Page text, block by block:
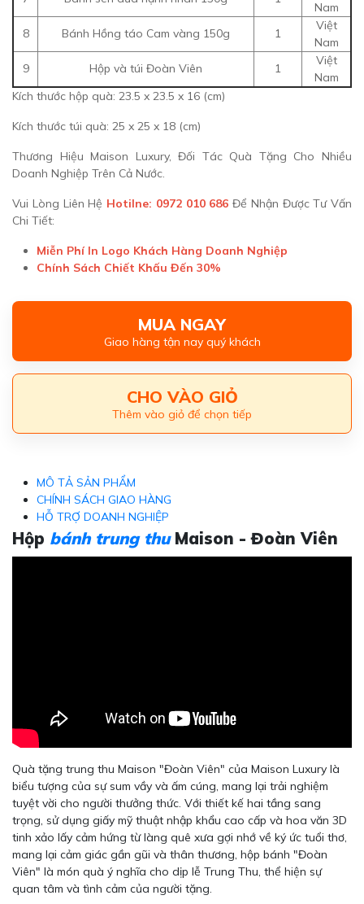
Nam
8
Bánh Hồng táo Cam vàng 150g 1
Việt
Nam
9
Hộp và túi Đoàn Viên 1
Việt
Nam
Kích thước hộp quà: 23.5 x 23.5 x 16 (cm)
Kích thước túi quà: 25 x 25 x 18 (cm)
Thương Hiệu Maison Luxury, Đối Tác Quà Tặng Cho Nhiều
Doanh Nghiệp Trên Cả Nước.
Vui Lòng Liên Hệ Hotilne: 0972 010 686 Để Nhận Được Tư Vấn
Chi Tiết:
Miễn Phí In Logo Khách Hàng Doanh Nghiệp
Chính Sách Chiết Khấu Đến 30%
MUA NGAY
Giao hàng tận nay quý khách
CHO VÀO GIỎ
Thêm vào giỏ để chọn tiếp
MÔ TẢ SẢN PHẨM
CHÍNH SÁCH GIAO HÀNG
HỖ TRỢ DOANH NGHIỆP
Hộp bánh trung thuMaison - Đoàn Viên
Quà tặng trung thu Maison "Đoàn Viên" của Maison Luxury là
biểu tượng của sự sum vầy và ấm cúng, mang lại trải nghiệm
tuyệt vời cho người thưởng thức. Với thiết kế hai tầng sang
trọng, sử dụng giấy mỹ thuật nhập khẩu cao cấp và hoa văn 3D
tinh xảo lấy cảm hứng từ làng quê xưa gợi nhớ về ký ức tuổi thơ,
mang lại cảm giác gần gũi và thân thương, hộp bánh "Đoàn
Viên" là món quà ý nghĩa cho dịp lễ Trung Thu, thể hiện sự
quan tâm và tình cảm của người tặng.